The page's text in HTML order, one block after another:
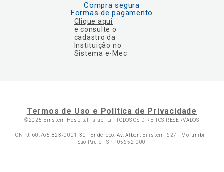
Compra segura
Formas de pagamento
Clique aqui
e consulte o
cadastro da
Instituição no
Sistema e-Mec
Termos de Uso e Política de Privacidade
©2025 Einstein Hospital Israelita -TODOS OS DIREITOS RESERVADOS
CNPJ: 60.765.823/0001-30 - Endereço: Av. Albert Einstein, 627 - Morumbi -
São Paulo - SP - 05652-000